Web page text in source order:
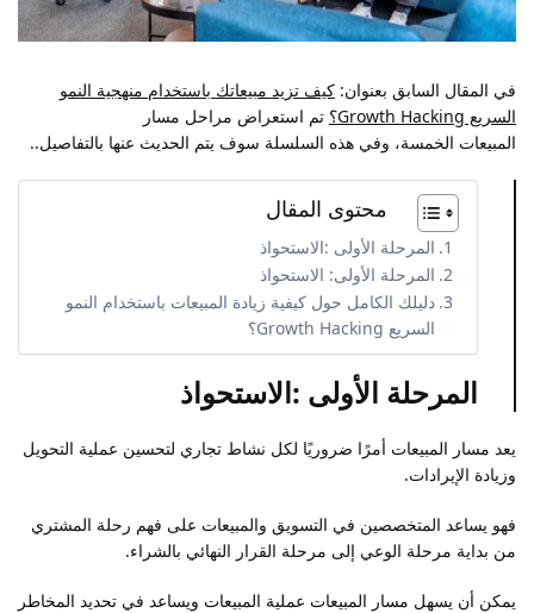
في المقال السابق بعنوان: كيف تزيد مبيعاتك باستخدام منهجية النمو
السريع Growth Hacking؟
تم استعراض مراحل مسار
المبيعات الخمسة، وفي هذه السلسلة سوف يتم الحديث عنها بالتفاصيل..
محتوى المقال
المرحلة الأولى :الاستحواذ
المرحلة الأولى: الاستحواذ
دليلك الكامل حول كيفية زيادة المبيعات باستخدام النمو
السريع Growth Hacking؟
المرحلة الأولى :الاستحواذ
يعد مسار المبيعات أمرًا ضروريًا لكل نشاط تجاري لتحسين عملية التحويل
وزيادة الإيرادات.
فهو يساعد المتخصصين في التسويق والمبيعات على فهم رحلة المشتري
من بداية مرحلة الوعي إلى مرحلة القرار النهائي بالشراء.
يمكن أن يسهل مسار المبيعات عملية المبيعات ويساعد في تحديد المخاطر